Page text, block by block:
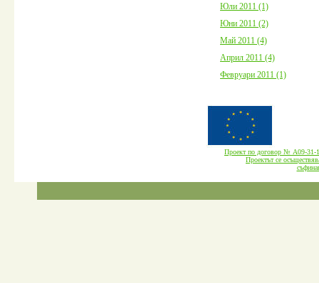
Юли 2011 (1)
Юни 2011 (2)
Май 2011 (4)
Април 2011 (4)
Февруари 2011 (1)
Проект по договор № А09-
Проектът се